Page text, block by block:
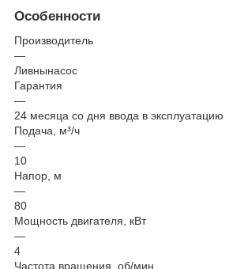
Особенности
Производитель
—
Ливнынасос
Гарантия
—
24 месяца со дня ввода в эксплуатацию
Подача, м³/ч
—
10
Напор, м
—
80
Мощность двигателя, кВт
—
4
Частота вращения, об/мин